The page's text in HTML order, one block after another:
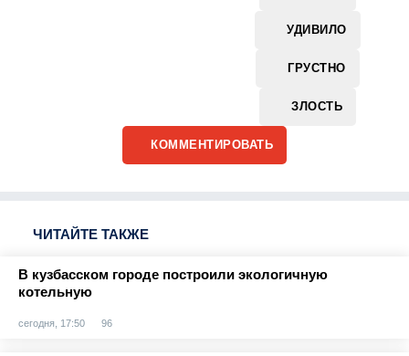
УДИВИЛО
ГРУСТНО
ЗЛОСТЬ
КОММЕНТИРОВАТЬ
ЧИТАЙТЕ ТАКЖЕ
В кузбасском городе построили экологичную
котельную
сегодня, 17:50 96